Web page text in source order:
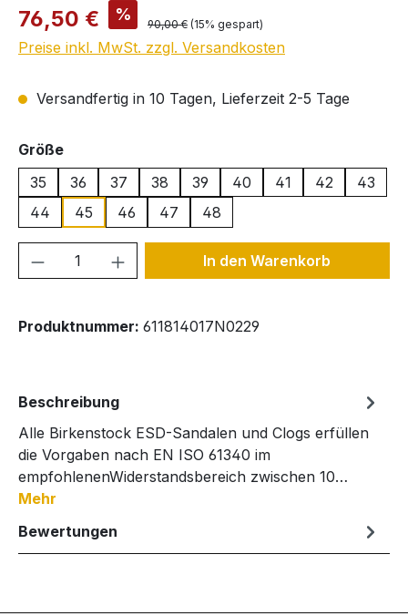
Verkaufspreis:
76,50 € % Regulärer Preis:
90,00 € (15% gespart)
Preise inkl. MwSt. zzgl. Versandkosten
Versandfertig in 10 Tagen, Lieferzeit 2-5 Tage
Größeauswählen
35
36 37 38 39 40 41 42
43
44
45 46 47 48
Produkt Anzahl: Gib denIn den Warenkorb
Produktnummer: 611814017N0229
Beschreibung
Alle Birkenstock ESD-Sandalen und Clogs erfüllen
die Vorgaben nach EN ISO 61340 im
empfohlenenWiderstandsbereich zwischen 10…
Mehr
Bewertungen